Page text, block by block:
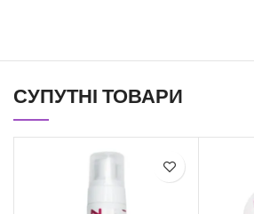
СУПУТНІ ТОВАРИ